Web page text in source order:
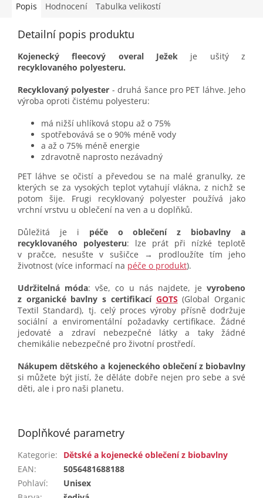
Popis Hodnocení Tabulka velikostí
Detailní popis produktu
Kojenecký fleecový overal Ježek je ušitý z
recyklovaného polyesteru.
Recyklovaný polyester - druhá šance pro PET láhve. Jeho
výroba oproti čistému polyesteru:
má nižší uhlíková stopu až o 75%
spotřebovává se o 90% méně vody
a až o 75% méně energie
zdravotně naprosto nezávadný
PET láhve se očistí a převedou se na malé granulky, ze
kterých se za vysokých teplot vytahují vlákna, z nichž se
potom šije. Frugi recyklovaný polyester používá jako
vrchní vrstvu u oblečení na ven a u doplňků.
Důležitá je i péče o oblečení z biobavlny a
recyklovaného polyesteru: lze prát při nízké teplotě
v pračce, nesušte v sušičce → prodloužíte tím jeho
životnost (více informací na péče o produkt).
Udržitelná móda: vše, co u nás najdete, je vyrobeno
z organické bavlny s certifikací GOTS (Global Organic
Textil Standard), tj. celý proces výroby přísně dodržuje
sociální a enviromentální požadavky certifikace. Žádné
jedovaté a zdraví nebezpečné látky a taky žádné
chemikálie nebezpečné pro životní prostředí.
Nákupem dětského a kojeneckého oblečení z biobavlny
si můžete být jistí, že děláte dobře nejen pro sebe a své
děti, ale i pro naši planetu.
Doplňkové parametry
Kategorie:
Dětské a kojenecké oblečení z biobavlny
EAN:
5056481688188
Pohlaví:
Unisex